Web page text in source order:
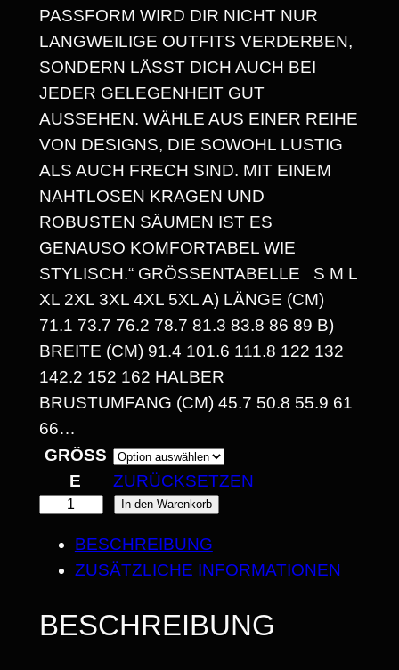
S
S
P
A
N
N
E
:
1
4
,
3
€
I
2
PASSFORM WIRD DIR NICHT NUR
LANGWEILIGE OUTFITS VERDERBEN,
SONDERN LÄSST DICH AUCH BEI
JEDER GELEGENHEIT GUT
AUSSEHEN. WÄHLE AUS EINER REIHE
VON DESIGNS, DIE SOWOHL LUSTIG
ALS AUCH FRECH SIND. MIT EINEM
NAHTLOSEN KRAGEN UND
ROBUSTEN SÄUMEN IST ES
GENAUSO KOMFORTABEL WIE
STYLISCH.“ GRÖSSENTABELLE S M L X
L 2XL 3XL 4XL 5XL A) LÄNGE (CM) 7
1.1 73.7 76.2 78.7 81.3 83.8 86 89 B) B
REITE (CM) 91.4 101.6 111.8 122 132 1
42.2 152 162 HALBER B
RUSTUMFANG (CM) 45.7 50.8 55.9 61 6
6…
GRÖSSE
ZURÜCKSETZEN
E
In den Warenkorb
BESCHREIBUNG
ZUSÄTZLICHE INFORMATIONEN
BESCHREIBUNG